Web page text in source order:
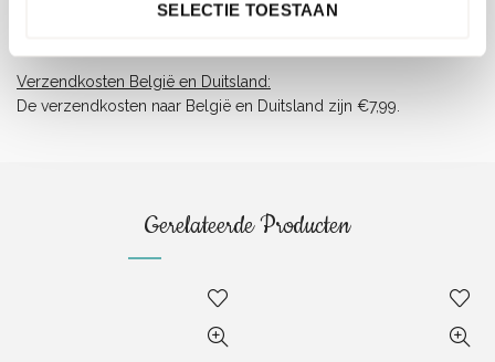
SELECTIE TOESTAAN
Let op, Digitale Cadeaubonnen worden niet meegenomen in het
Verzendkosten België en Duitsland:
De verzendkosten naar België en Duitsland zijn €7,99.
Gerelateerde Producten